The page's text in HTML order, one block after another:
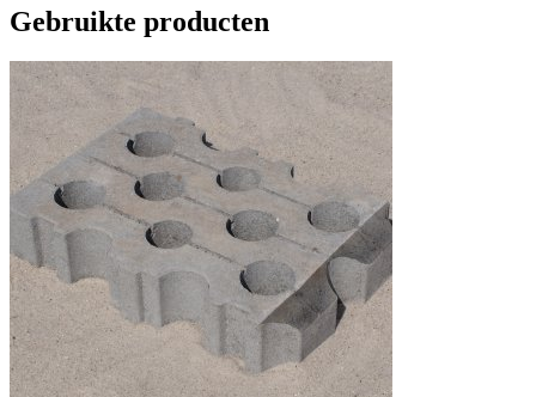
Gebruikte producten